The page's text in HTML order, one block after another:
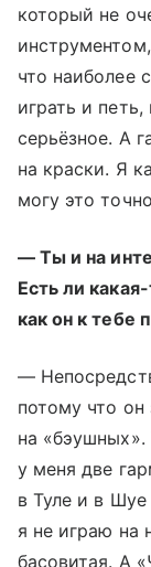
который не
что наиболее
играть и
серьёзное. А
на краски. Я
могу это
— Ты и на
Есть ли
как он к тебе
—
потому что
на
у меня две
в Туле и в Шуе
я не играю на
басовитая. А